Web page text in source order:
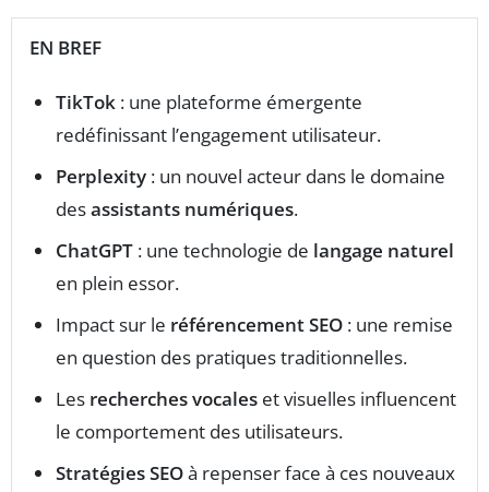
EN BREF
TikTok : une plateforme émergente
redéfinissant l’engagement utilisateur.
Perplexity : un nouvel acteur dans le domaine
desassistants numériques.
ChatGPT : une technologie de langage naturel
en plein essor.
Impact sur le référencement SEO : une remise
en question des pratiques traditionnelles.
Les recherches vocales et visuelles influencent
le comportement des utilisateurs.
Stratégies SEOà repenser face à ces nouveaux